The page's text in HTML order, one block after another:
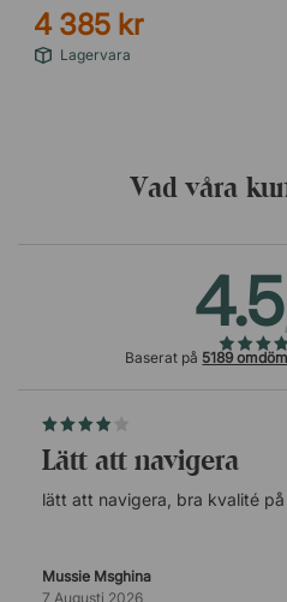
4 385 kr
Lagervara
Vad våra
4.5
Baserat på 5189
lätt att navigera
lätt att navigera, bra kvalité
Mussie Msghina
7 Augusti 2026